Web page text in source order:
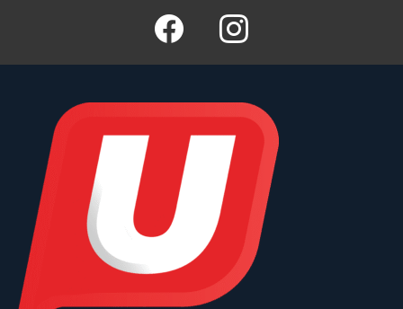
Facebook Instagram